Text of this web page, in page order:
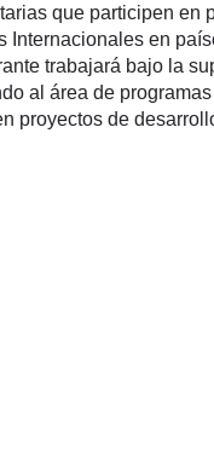
que participen en
Internacionales en
trabajará bajo la
al área de
proyectos de